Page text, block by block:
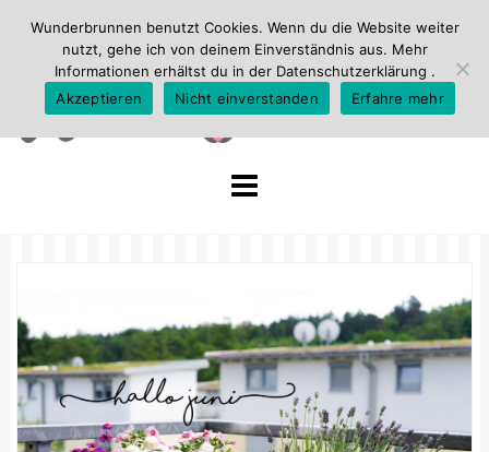
Wunderbrunnen benutzt Cookies. Wenn du die Website weiter
nutzt, gehe ich von deinem Einverständnis aus. Mehr
Informationen erhältst du in der Datenschutzerklärung .
Akzeptieren
Nicht einverstanden Erfahre mehr